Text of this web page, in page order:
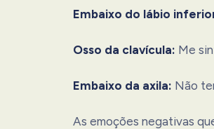
Embaixo do lábio
Osso da clavícula: Me
Embaixo da axila: Não
As emoções negativas